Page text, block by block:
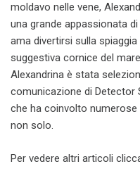
moldavo nelle vene,
una grande appassionata
ama divertirsi sulla
suggestiva cornice del mare
Alexandrina è stata
comunicazione di Detector
che ha coinvolto
non solo.
Per vedere altri articoli